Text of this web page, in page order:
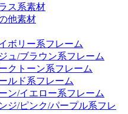
ス系素材
他素材
ボリー系フレーム
ュ/ブラウン系フレーム
クトーン系フレーム
ルド系フレーム
ン/イエロー系フレーム
ジ/ピンク/パープル系フレ